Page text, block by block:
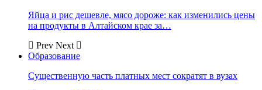
Яйца и рис дешевле, мясо дороже: как изменились цены
на продукты в Алтайском крае за…
Prev Next
Образование
Существенную часть платных мест сократят в вузах